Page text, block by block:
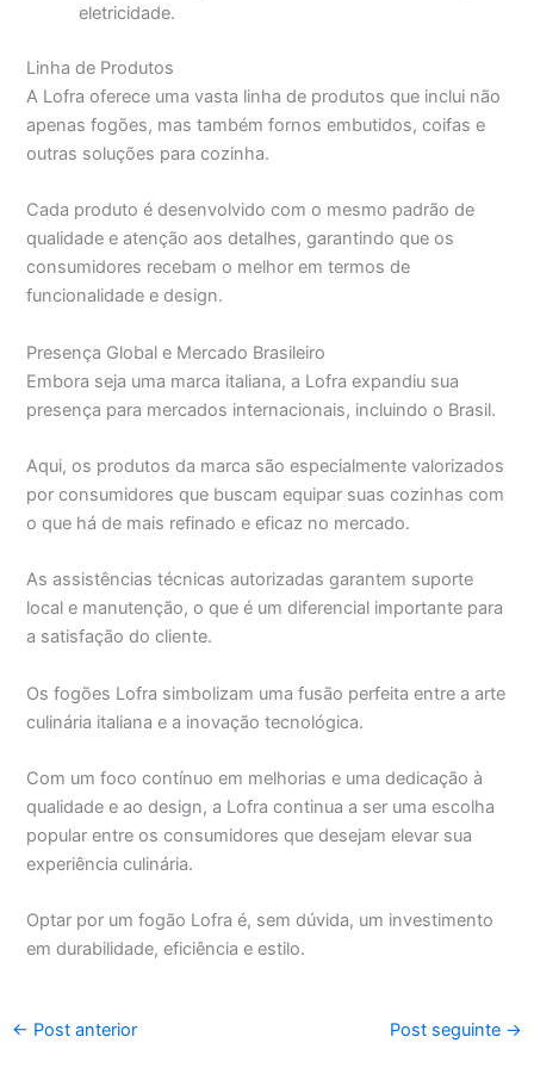
eletricidade.
Linha de Produtos
A Lofra oferece uma vasta linha de produtos que inclui não
apenas fogões, mas também fornos embutidos, coifas e
outras soluções para cozinha.
Cada produto é desenvolvido com o mesmo padrão de
qualidade e atenção aos detalhes, garantindo que os
consumidores recebam o melhor em termos de
funcionalidade e design.
Presença Global e Mercado Brasileiro
Embora seja uma marca italiana, a Lofra expandiu sua
presença para mercados internacionais, incluindo o Brasil.
Aqui, os produtos da marca são especialmente valorizados
por consumidores que buscam equipar suas cozinhas com
o que há de mais refinado e eficaz no mercado.
As assistências técnicas autorizadas garantem suporte
local e manutenção, o que é um diferencial importante para
a satisfação do cliente.
Os fogões Lofra simbolizam uma fusão perfeita entre a arte
culinária italiana e a inovação tecnológica.
Com um foco contínuo em melhorias e uma dedicação à
qualidade e ao design, a Lofra continua a ser uma escolha
popular entre os consumidores que desejam elevar sua
experiência culinária.
Optar por um fogão Lofra é, sem dúvida, um investimento
em durabilidade, eficiência e estilo.
← Post anterior Post seguinte →